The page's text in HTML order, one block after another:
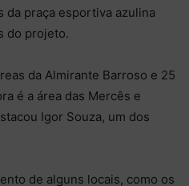
da praça esportiva azulina
do projeto.
da Almirante Barroso e 25
é a área das Mercês e
Igor Souza, um dos
de alguns locais, como os